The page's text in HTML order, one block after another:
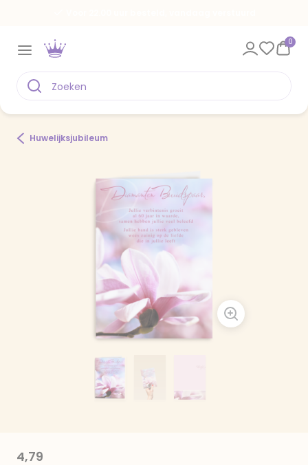
0
Huwelijksjubileum
4,79